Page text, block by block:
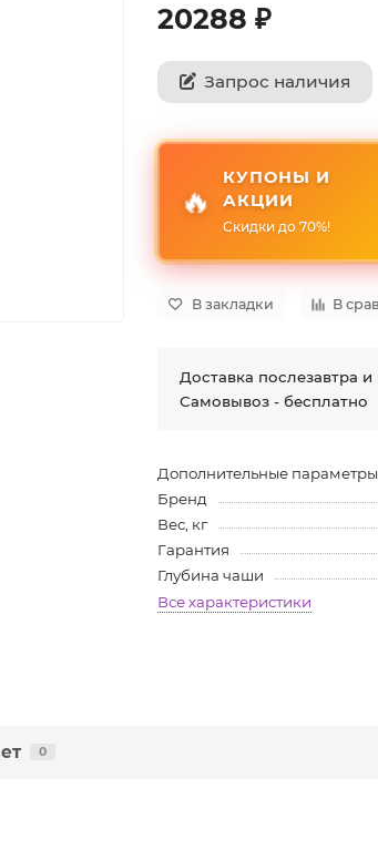
20288 ₽
Запрос наличия
🔥
КУПОНЫ И
АКЦИИ
Скидки до 70%!
В закладки В
Доставка послезавтра
Самовывоз - бесплатно
Дополнительные параметры
Бренд
Вес, кг
Гарантия
Глубина чаши
Все характеристики
0